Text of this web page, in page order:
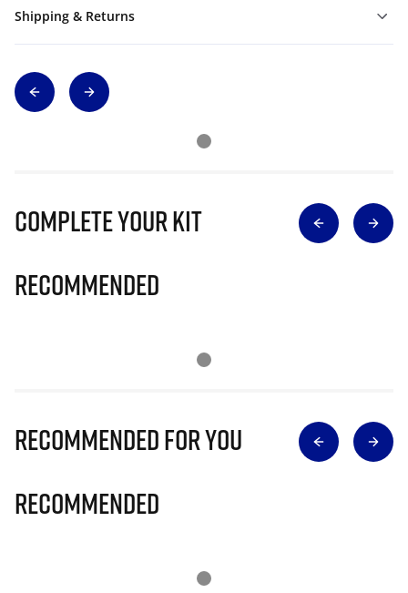
Shipping & Returns
Complete Your Kit
Recommended
Recommended for you
Recommended